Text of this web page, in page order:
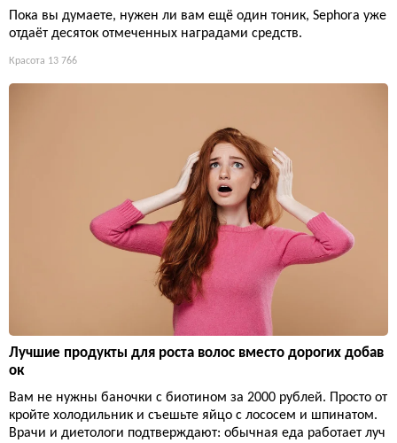
Пока вы думаете, нужен ли вам ещё один тоник, Sephora уже
отдаёт десяток отмеченных наградами средств.
Красота 13 766
Лучшие продукты для роста волос вместо дорогих добав
ок
Вам не нужны баночки с биотином за 2000 рублей. Просто от
кройте холодильник и съешьте яйцо с лососем и шпинатом.
Врачи и диетологи подтверждают: обычная еда работает луч